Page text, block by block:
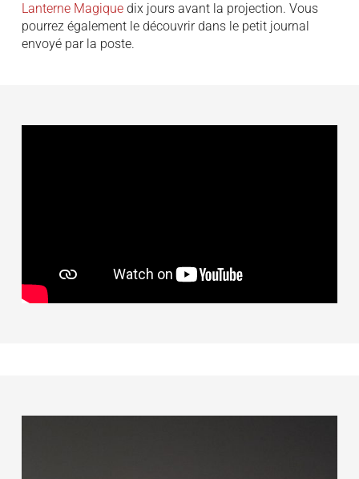
Lanterne Magiquedix jours avant la projection. Vous
pourrez également le découvrir dans le petit journal
envoyé par la poste.